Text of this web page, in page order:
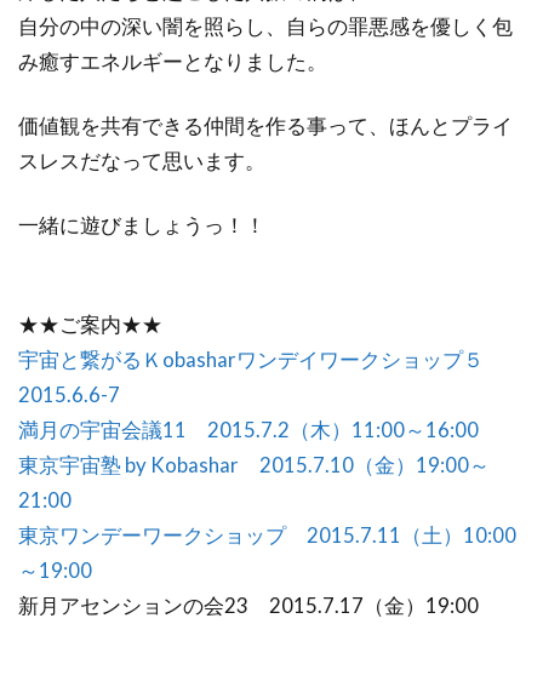
自分の中の深い闇を照らし、自らの罪悪感を優しく包
み癒すエネルギーとなりました。
価値観を共有できる仲間を作る事って、ほんとプライ
スレスだなって思います。
一緒に遊びましょうっ！！
★★ご案内★★
宇宙と繋がるＫobasharワンデイワークショップ５
2015.6.6-7
満月の宇宙会議11 2015.7.2（木）11:00～16:00
東京宇宙塾 by Kobashar 2015.7.10（金）19:00～
21:00
東京ワンデーワークショップ 2015.7.11（土）10:00
～19:00
新月アセンションの会23 2015.7.17（金）19:00